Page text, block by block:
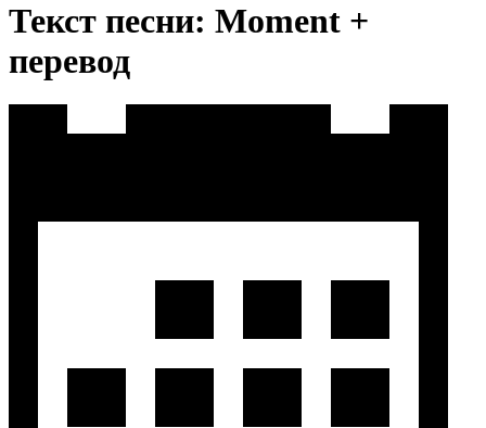
Текст песни: Moment +
перевод